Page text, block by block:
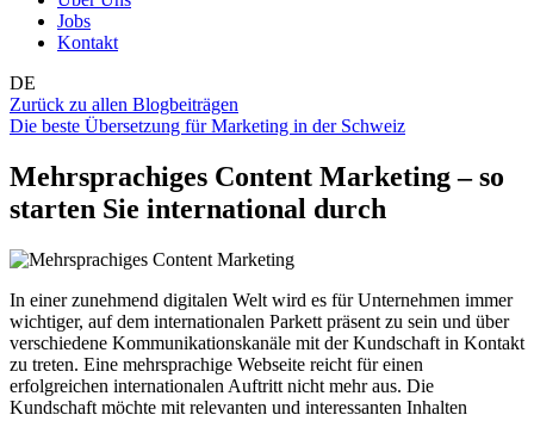
Jobs
Kontakt
DE
Zurück zu allen Blogbeiträgen
Die beste Übersetzung für Marketing in der Schweiz
Mehrsprachiges Content Marketing – so
starten Sie international durch
In einer zunehmend digitalen Welt wird es für Unternehmen immer
wichtiger, auf dem internationalen Parkett präsent zu sein und über
verschiedene Kommunikationskanäle mit der Kundschaft in Kontakt
zu treten. Eine mehrsprachige Webseite reicht für einen
erfolgreichen internationalen Auftritt nicht mehr aus. Die
Kundschaft möchte mit relevanten und interessanten Inhalten